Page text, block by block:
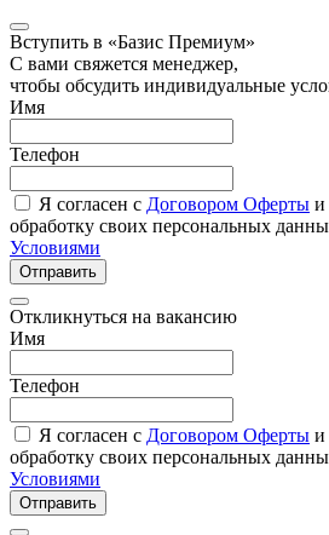
Вступить в «Базис Премиум»
С вами свяжется менеджер,
чтобы обсудить индивидуальные
Имя
Телефон
Я согласен с Договором Оферты и
обработку своих персональных
Условиями
Отправить
Откликнуться на вакансию
Имя
Телефон
Я согласен с Договором Оферты и
обработку своих персональных
Условиями
Отправить